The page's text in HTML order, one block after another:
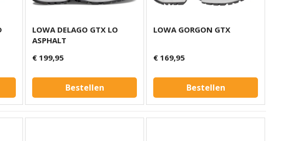
LOWA DELAGO GTX LO
ASPHALT
€ 199,95
Bestellen
LOWA GORGON GTX
€ 169,95
Bestellen